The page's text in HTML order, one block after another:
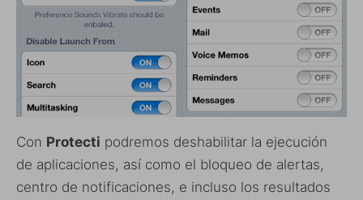
Con Protecti podremos deshabilitar la ejecución
de aplicaciones, así como el bloqueo de alertas,
centro de notificaciones, e incluso los resultados